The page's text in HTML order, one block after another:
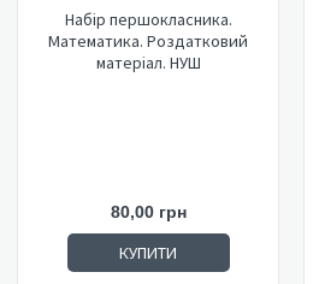
Набір першокласника.
Математика. Роздатковий
матеріал. НУШ
80,00 грн
КУПИТИ